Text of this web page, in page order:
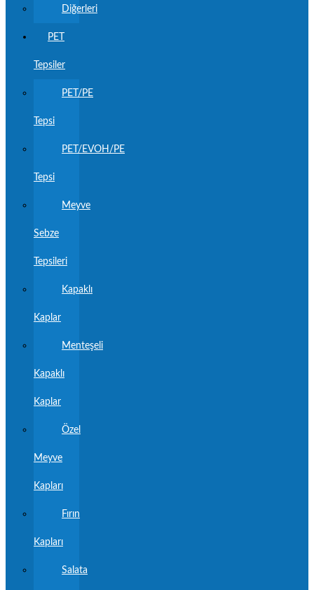
Diğerleri
PET
Tepsiler
PET/PE
Tepsi
PET/EVOH/PE
Tepsi
Meyve
Sebze
Tepsileri
Kapaklı
Kaplar
Menteşeli
Kapaklı
Kaplar
Özel
Meyve
Kapları
Fırın
Kapları
Salata